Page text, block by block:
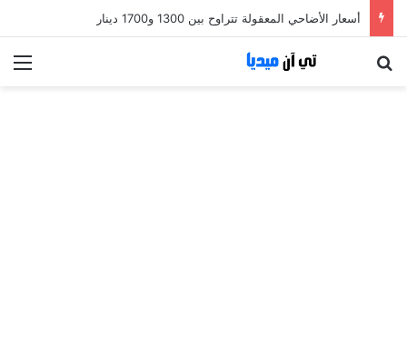
أسعار الأضاحي المعقولة تتراوح بين 1300 و1700 دينار